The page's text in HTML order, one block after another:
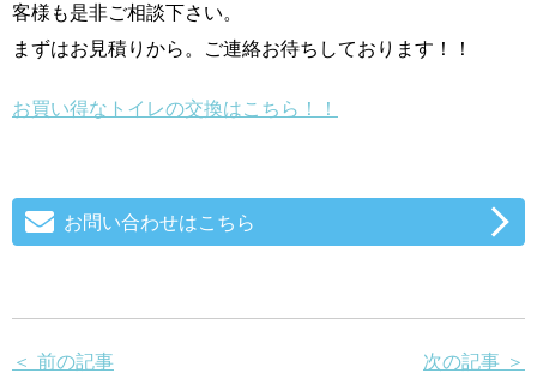
客様も是非ご相談下さい。
まずはお見積りから。ご連絡お待ちしております！！
お買い得なトイレの交換はこちら！！
お問い合わせはこちら
＜ 前の記事 次の記事 ＞